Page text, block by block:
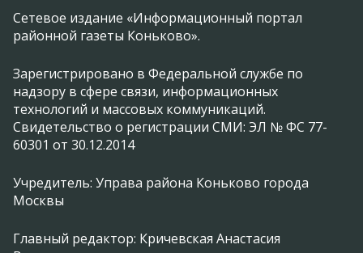
Сетевое издание «Информационный портал
районной газеты Коньково».
Зарегистрировано в Федеральной службе по
надзору в сфере связи, информационных
технологий и массовых коммуникаций.
Свидетельство о регистрации СМИ: ЭЛ № ФС 77-
60301 от 30.12.2014
Учредитель: Управа района Коньково города
Москвы
Главный редактор: Кричевская Анастасия